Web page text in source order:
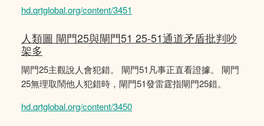
hd.qrtglobal.org/content/3451
人類圖 閘門25與閘門51 25-51通道矛盾批判吵
架多
閘門25主觀說人會犯錯。 閘門51凡事正直看證據。 閘門
25無理取鬧他人犯錯時，閘門51發雷霆指閘門25錯。
hd.qrtglobal.org/content/3450